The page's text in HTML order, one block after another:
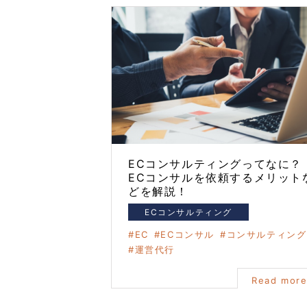
ECコンサルティングってなに？
ECコンサルを依頼するメリット
どを解説！
ECコンサルティング
EC ECコンサル
コンサルティング
運営代行
Read more